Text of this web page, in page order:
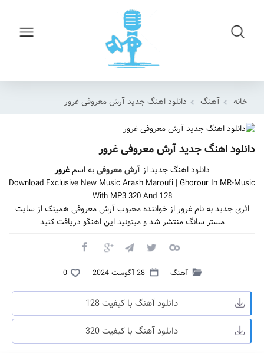
خانه آهنگ دانلود اهنگ جدید آرش معروفی غرور
دانلود اهنگ جدید آرش معروفی غرور
دانلود اهنگ جدید ازآرش معروفیبه اسمغرور
Download Exclusive New Music Arash Maroufi | Ghorour In MR-Music
With MP3 320 And 128
اثری جدید به نام غرور از خواننده محبوب آرش معروفی همینک از سایت
مستر سانگ منتشر شد و میتونید این اهنگو دریافت کنید
آهنگ 28 آگوست 2024 0
دانلود آهنگ با کیفیت 128
دانلود آهنگ با کیفیت 320